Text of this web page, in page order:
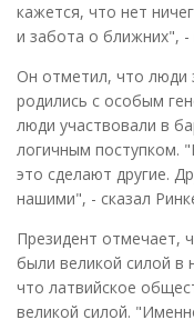
кажется, что нет
и забота о ближних", -
Он отметил, что
родились с особым
люди участвовали в
логичным поступком.
это сделают другие.
нашими", - сказал
Президент отмечает,
были великой силой
что латвийское
великой силой.